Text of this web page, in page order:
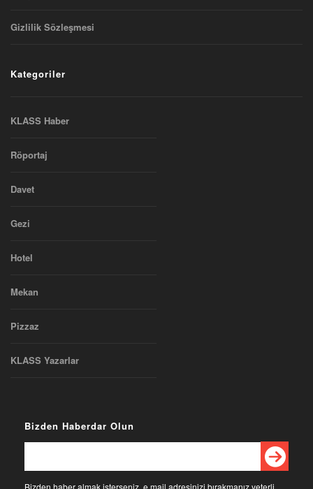
Gizlilik Sözleşmesi
Kategoriler
KLASS Haber
Röportaj
Davet
Gezi
Hotel
Mekan
Pizzaz
KLASS Yazarlar
Bizden Haberdar Olun
Bizden haber almak isterseniz, e mail adresinizi bırakmanız yeterli.